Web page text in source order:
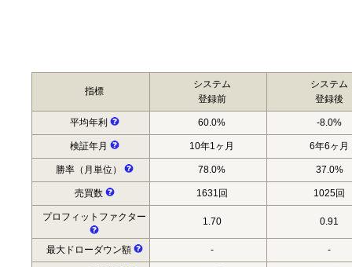
指標
システム
登録前
システム
登録後
平均年利 60.0% -8.0%
検証年月 10年1ヶ月 6年6ヶ月
勝率（月単位） 78.0% 37.0%
売買数 1631回 1025回
プロフィットファクター 1.70 0.91
最大ドローダウン額 - -